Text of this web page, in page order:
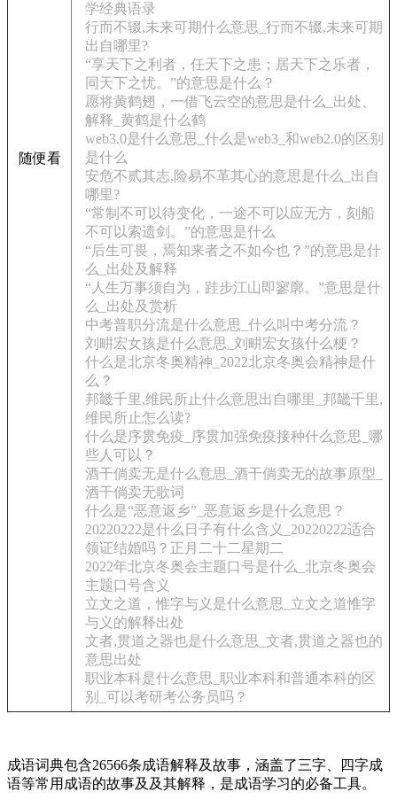
随便看
学经典语录
行而不辍,未来可期什么意思_行而不辍,未来可期
出自哪里?
“享天下之利者，任天下之患；居天下之乐者，
同天下之忧。”的意思是什么？
愿将黄鹤翅，一借飞云空的意思是什么_出处、
解释_黄鹤是什么鹤
web3.0是什么意思_什么是web3_和web2.0的区别
是什么
安危不贰其志,险易不革其心的意思是什么_出自
哪里?
“常制不可以待变化，一途不可以应无方，刻船
不可以索遗剑。”的意思是什么
“后生可畏，焉知来者之不如今也？”的意思是什
么_出处及解释
“人生万事须自为，跬步江山即寥廓。”意思是什
么_出处及赏析
中考普职分流是什么意思_什么叫中考分流？
刘畊宏女孩是什么意思_刘畊宏女孩什么梗？
什么是北京冬奥精神_2022北京冬奥会精神是什
么？
邦畿千里,维民所止什么意思出自哪里_邦畿千里,
维民所止怎么读?
什么是序贯免疫_序贯加强免疫接种什么意思_哪
些人可以？
酒干倘卖无是什么意思_酒干倘卖无的故事原型_
酒干倘卖无歌词
什么是“恶意返乡”_恶意返乡是什么意思？
20220222是什么日子有什么含义_20220222适合
领证结婚吗？正月二十二星期二
2022年北京冬奥会主题口号是什么_北京冬奥会
主题口号含义
立文之道，惟字与义是什么意思_立文之道惟字
与义的解释出处
文者,贯道之器也是什么意思_文者,贯道之器也的
意思出处
职业本科是什么意思_职业本科和普通本科的区
别_可以考研考公务员吗？
成语词典包含26566条成语解释及故事，涵盖了三字、四字成
语等常用成语的故事及及其解释，是成语学习的必备工具。